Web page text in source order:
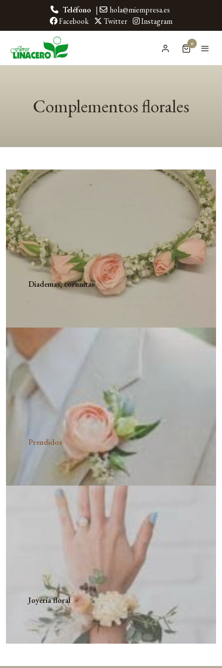
Teléfono |
hola@miempresa.es
Facebook
Twitter Instagram
0
Complementos florales
Diademas, coronítas
Prendidos
Joyería floral